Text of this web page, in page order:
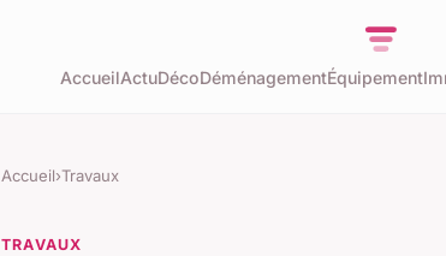
AccueilActuDécoDéménagementÉquipement
Accueil›Travaux
TRAVAUX